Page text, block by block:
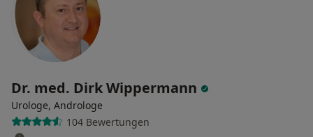
Dr. med. Dirk Wippermann
Urologe, Androloge
104 Bewertungen